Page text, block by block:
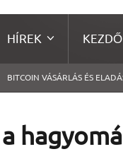
HÍREK
BITCOIN VÁSÁRLÁS ÉS